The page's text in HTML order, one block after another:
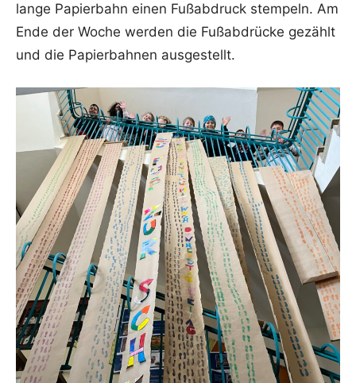
lange Papierbahn einen Fußabdruck stempeln. Am
Ende der Woche werden die Fußabdrücke gezählt
und die Papierbahnen ausgestellt.